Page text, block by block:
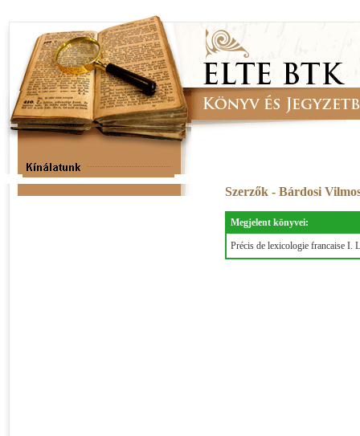
Szerzők - Bárdosi
Megjelent könyvei:
Précis de lexicologie francaise I.